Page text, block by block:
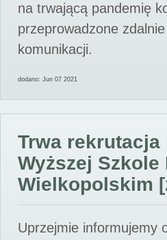
na trwającą pandemię
przeprowadzone
komunikacji.
dodano: Jun 07 2021
Trwa
Wyższej
Wielkopolskim
Uprzejmie informujemy